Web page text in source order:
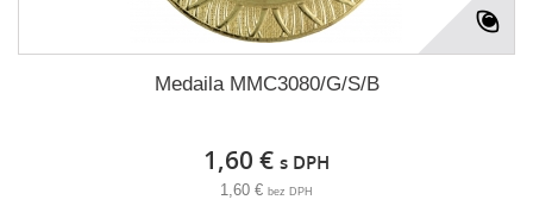
Medaila MMC3080/G/S/B
1,60 € s DPH
1,60 € bez DPH